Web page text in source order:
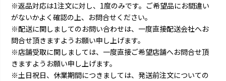
※返品対応は1注文に対し、1度のみです。ご希望品にお間違い
がないかよく確認の上、お問合せください。
※配送に関しましてのお問い合わせは、一度直接配送会社へお
問合せ頂きますようお願い申し上げます。
※店舗受取に関しましては、一度直接ご希望店舗へお問合せ頂
きますようお願い申し上げます。
※土日祝日、休業期間につきましては、発送前注文についての